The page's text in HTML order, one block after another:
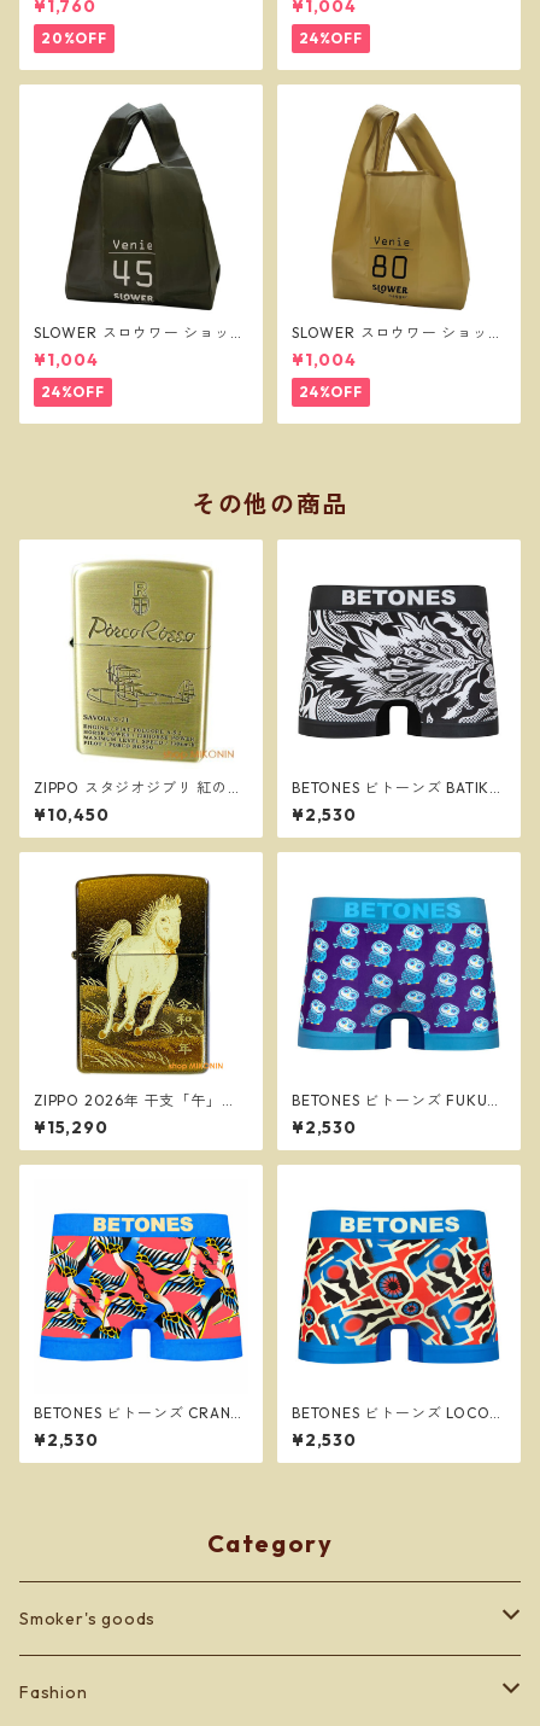
¥1,760
20%OFF
SLW255
¥1,004
24%OFF
SLOWER スロウワー ショッパ
ーバッグ ビーニー L オリーブ
SLW257
¥1,004
24%OFF
SLOWER スロウワー ショッパ
ーバッグ ビーニー L サンド SL
W256
¥1,004
24%OFF
その他の商品
ZIPPO スタジオジブリ 紅の豚
サボイア SAVOIA S-21 2 ジッ
ポー オイルライター NZ-50
¥10,450
BETONES ビトーンズ BATIK2
BLACK メンズ フリーサイズ
ボクサーパンツ ※ネコポスで
送料無料※
¥2,530
ZIPPO 2026年 干支「午」本
金蒔絵 馬 和柄 ジッポー 2LAC
-HORSE
¥15,290
BETONES ビトーンズ FUKUF
UKU GREEN メンズ フリーサ
イズ ボクサーパンツ ※ネコポ
スで送料無料※
¥2,530
BETONES ビトーンズ CRANE
BLOOM BLUE メンズ フリー
サイズ ボクサーパンツ ※ネコ
ポスで送料無料※
¥2,530
BETONES ビトーンズ LOCOM
OTIVE BLUE メンズ フリーサ
イズ ボクサーパンツ ※ネコポ
スで送料無料※
¥2,530
Category
Smoker's goods
zippo
Fashion